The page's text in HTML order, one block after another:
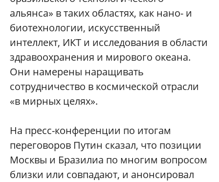
альянса» в таких областях, как нано- и
биотехнологии, искусственный
интеллект, ИКТ и исследования в области
здравоохранения и мирового океана.
Они намерены наращивать
сотрудничество в космической отрасли
«в мирных целях».
На пресс-конференции по итогам
переговоров Путин сказал, что позиции
Москвы и Бразилиа по многим вопросом
близки или совпадают, и анонсировал